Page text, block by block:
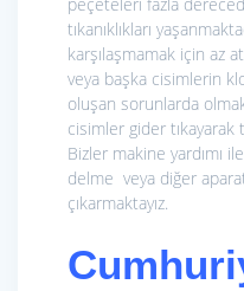
tıkanıklıkları
karşılaşmamak için az
veya başka cisimlerin
oluşan sorunlarda
cisimler gider tıkayarak
Bizler makine yardımı
delme veya diğer
çıkarmaktayız.